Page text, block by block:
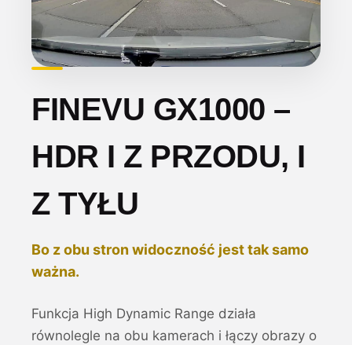
FINEVU GX1000 –
HDR I Z PRZODU, I
Z TYŁU
Bo z obu stron widoczność jest tak samo
ważna.
Funkcja High Dynamic Range działa
równolegle na obu kamerach i łączy obrazy o